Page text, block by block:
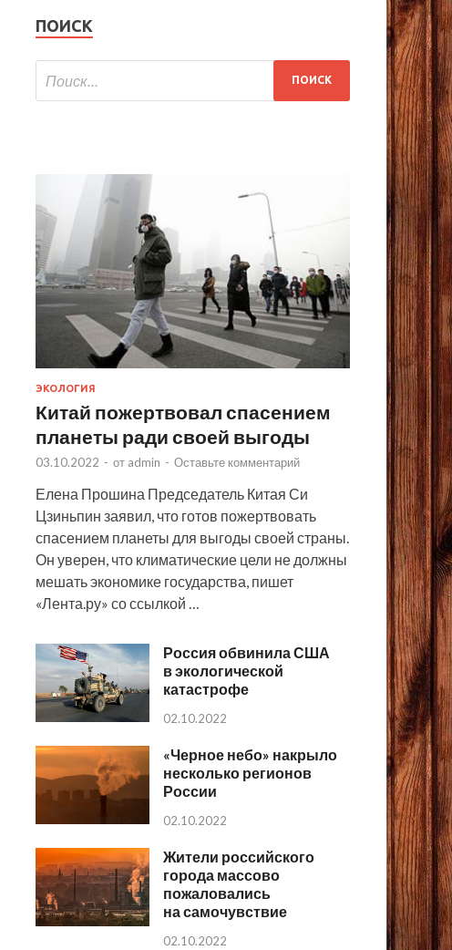
ПОИСК
ЭКОЛОГИЯ
Китай пожертвовал спасением
планеты ради своей выгоды
03.10.2022 - от admin - Оставьте комментарий
Елена Прошина Председатель Китая Си
Цзиньпин заявил, что готов пожертвовать
спасением планеты для выгоды своей страны.
Он уверен, что климатические цели не должны
мешать экономике государства, пишет
«Лента.ру» со ссылкой …
Россия обвинила США
в экологической
катастрофе
02.10.2022
«Черное небо» накрыло
несколько регионов
России
02.10.2022
Жители российского
города массово
пожаловались
на самочувствие
02.10.2022